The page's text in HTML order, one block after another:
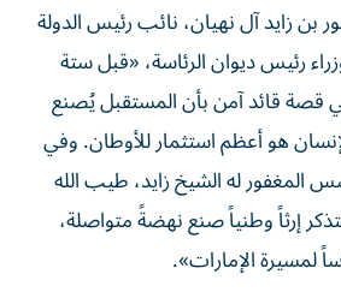
زايد آل نهيان، نائب رئيس الدولة
رئيس ديوان الرئاسة، «قبل ستة
قصة قائد آمن بأن المستقبل يُصنع
هو أعظم استثمار للأوطان. وفي
المغفور له الشيخ زايد، طيب الله
إرثاً وطنياً صنع نهضةً متواصلة،
لمسيرة الإمارات».